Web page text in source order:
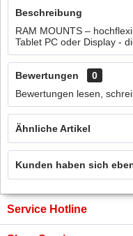
Beschreibung
RAM MOUNTS –
Tablet PC oder Display -
Bewertungen
0
Bewertungen lesen,
Ähnliche Artikel
Kunden haben sich
Service Hotline